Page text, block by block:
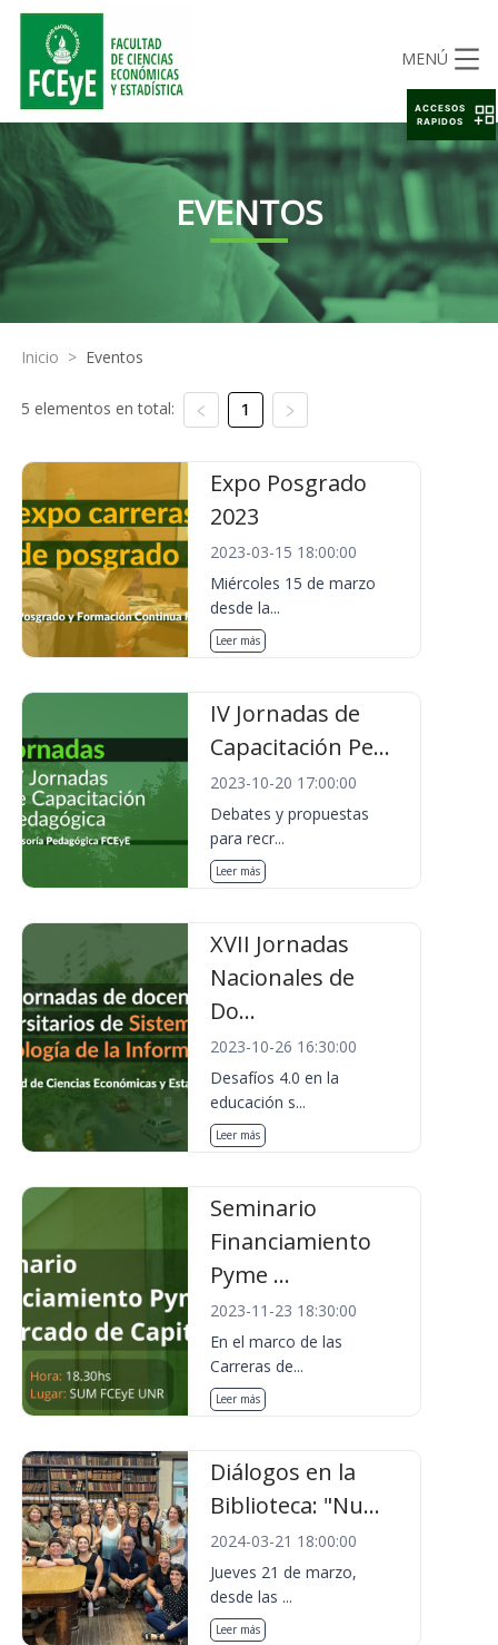
MENÚ
EVENTOS
Inicio > Eventos
5 elementos en total: 1
Expo Posgrado
2023
2023-03-15 18:00:00
Miércoles 15 de marzo
desde la...
Leer más
IV Jornadas de
Capacitación Pe...
2023-10-20 17:00:00
Debates y propuestas
para recr...
Leer más
XVII Jornadas
Nacionales de
Do...
2023-10-26 16:30:00
Desafíos 4.0 en la
educación s...
Leer más
Seminario
Financiamiento
Pyme ...
2023-11-23 18:30:00
En el marco de las
Carreras de...
Leer más
Diálogos en la
Biblioteca: "Nu...
2024-03-21 18:00:00
Jueves 21 de marzo,
desde las ...
Leer más
ACCESOS
RAPIDOS